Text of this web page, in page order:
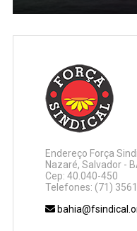
Endereço Força
Nazaré, Salvador -
Cep: 40.040-450
Telefones: (71)